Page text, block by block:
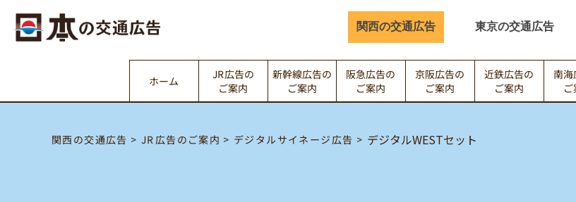
関西の交通広告 東京の交通広告
ホーム JR広告の
ご案内
新幹線広告の
ご案内
阪急広告の
ご案内
京阪広告の
ご案内
近鉄広告の
ご案内
南海
関西の交通広告 JR広告のご案内 デジタルサイネージ広告 デジタルWESTセット